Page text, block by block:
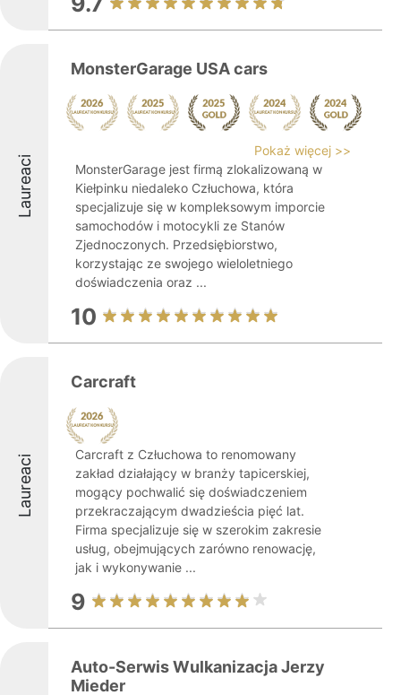
Laureaci
MonsterGarage USA cars
Pokaż więcej >>
MonsterGarage jest firmą zlokalizowaną w
Kiełpinku niedaleko Człuchowa, która
specjalizuje się w kompleksowym imporcie
samochodów i motocykli ze Stanów
Zjednoczonych. Przedsiębiorstwo,
korzystając ze swojego wieloletniego
doświadczenia oraz ...
10
Laureaci
Carcraft
Carcraft z Człuchowa to renomowany
zakład działający w branży tapicerskiej,
mogący pochwalić się doświadczeniem
przekraczającym dwadzieścia pięć lat.
Firma specjalizuje się w szerokim zakresie
usług, obejmujących zarówno renowację,
jak i wykonywanie ...
9
Auto-Serwis Wulkanizacja Jerzy
Mieder